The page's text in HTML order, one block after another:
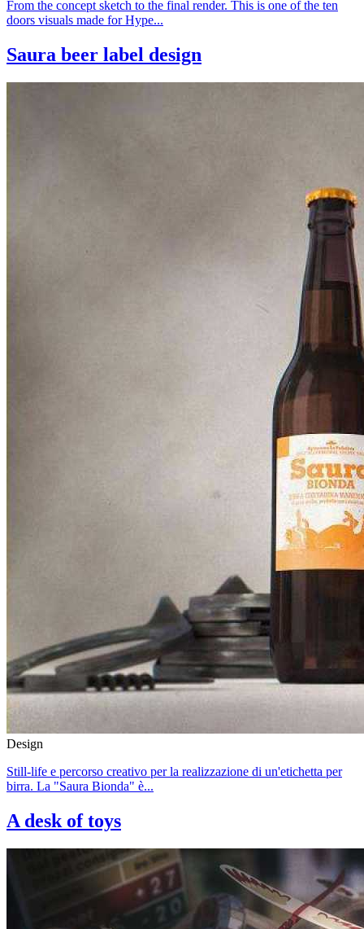
From the concept sketch to the final render. This is one of the ten
doors visuals made for Hype...
Saura beer label design
Design
Still-life e percorso creativo per la realizzazione di un'etichetta per
birra. La "Saura Bionda" è...
A desk of toys